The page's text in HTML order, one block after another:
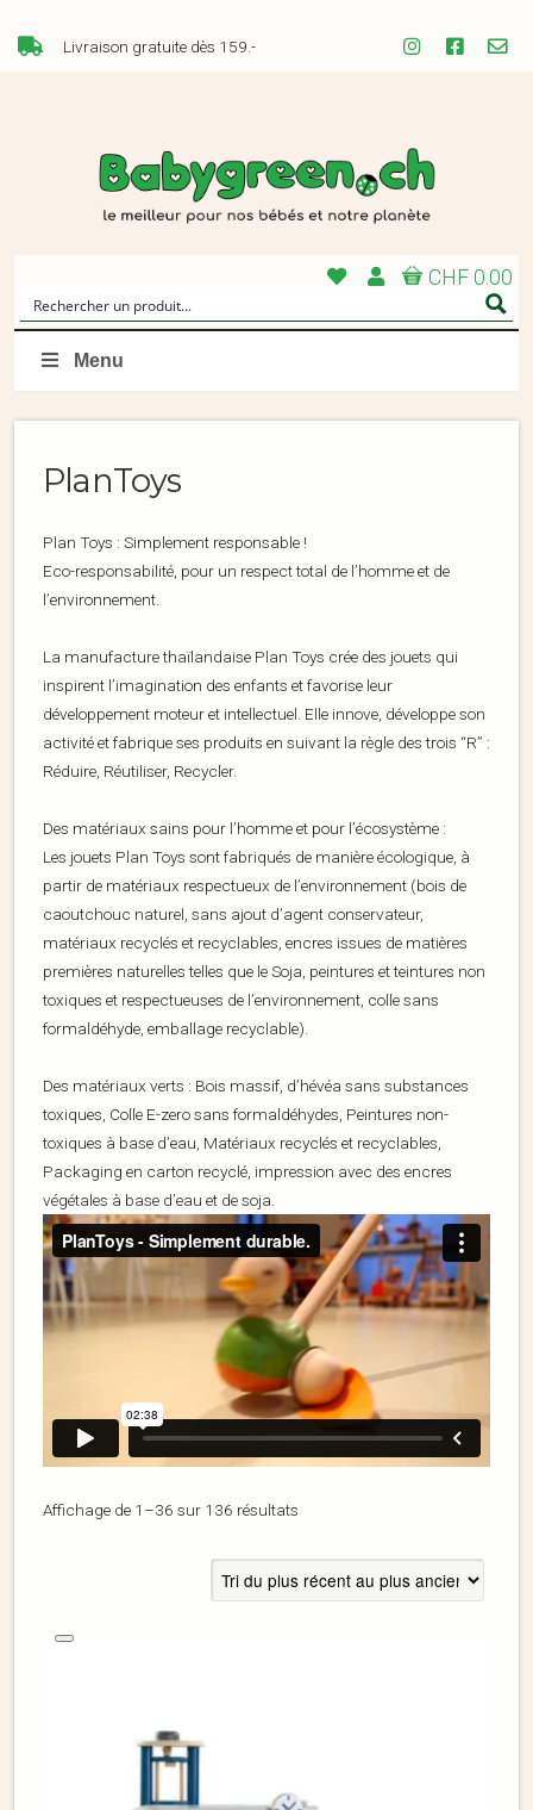
Livraison gratuite dès 159.-
CHF 0.00
Menu
PlanToys
Plan Toys : Simplement responsable !
Eco-responsabilité, pour un respect total de l’homme et de
l’environnement.
La manufacture thaïlandaise Plan Toys crée des jouets qui
inspirent l’imagination des enfants et favorise leur
développement moteur et intellectuel. Elle innove, développe son
activité et fabrique ses produits en suivant la règle des trois “R” :
Réduire, Réutiliser, Recycler.
Des matériaux sains pour l’homme et pour l’écosystème :
Les jouets Plan Toys sont fabriqués de manière écologique, à
partir de matériaux respectueux de l’environnement (bois de
caoutchouc naturel, sans ajout d’agent conservateur,
matériaux recyclés et recyclables, encres issues de matières
premières naturelles telles que le Soja, peintures et teintures non
toxiques et respectueuses de l’environnement, colle sans
formaldéhyde, emballage recyclable).
Des matériaux verts : Bois massif, d’hévéa sans substances
toxiques, Colle E-zero sans formaldéhydes, Peintures non-
toxiques à base d’eau, Matériaux recyclés et recyclables,
Packaging en carton recyclé, impression avec des encres
végétales à base d’eau et de soja.
Affichage de 1–36 sur 136 résultats